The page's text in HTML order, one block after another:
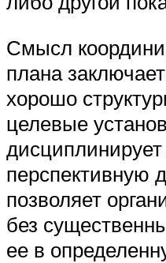
Смысл
плана
хорошо
целевые
перспективную
позволяет
без
ее в